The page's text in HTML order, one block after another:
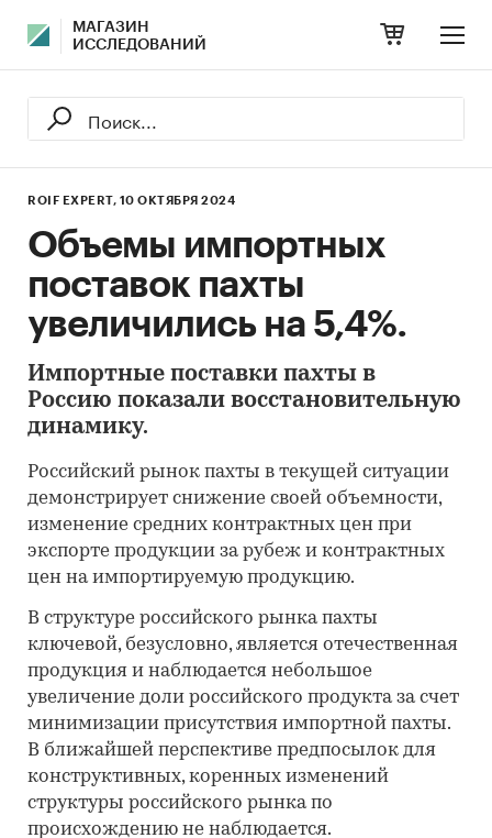
МАГАЗИН
ИССЛЕДОВАНИЙ
ROIF EXPERT, 10 ОКТЯБРЯ 2024
Объемы импортных
поставок пахты
увеличились на 5,4%.
Импортные поставки пахты в
Россию показали восстановительную
динамику.
Российский рынок пахты в текущей ситуации
демонстрирует снижение своей объемности,
изменение средних контрактных цен при
экспорте продукции за рубеж и контрактных
цен на импортируемую продукцию.
В структуре российского рынка пахты
ключевой, безусловно, является отечественная
продукция и наблюдается небольшое
увеличение доли российского продукта за счет
минимизации присутствия импортной пахты.
В ближайшей перспективе предпосылок для
конструктивных, коренных изменений
структуры российского рынка по
происхождению не наблюдается.